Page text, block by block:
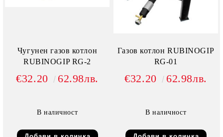
Чугунен газов котлон
RUBINOGIP RG-2
€32.20 62.98лв.
В наличност
Газов котлон RUBINOGIP
RG-01
€32.20 62.98лв.
В наличност